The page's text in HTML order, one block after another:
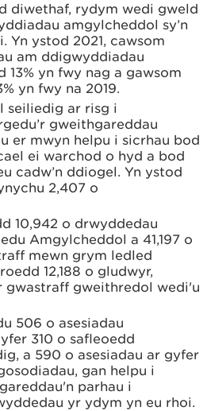
diwethaf, rydym wedi gweld
amgylcheddol sy’n
Yn ystod 2021, cawsom
am ddigwyddiadau
13% yn fwy nag a gawsom
yn fwy na 2019.
seiliedig ar risg i
gweithgareddau
er mwyn helpu i sicrhau bod
ei warchod o hyd a bod
cadw’n ddiogel. Yn ystod
2,407 o
10,942 o drwyddedau
Amgylcheddol a 41,197 o
mewn grym ledled
12,188 o gludwyr,
gwastraff gweithredol wedi'u
506 o asesiadau
310 o safleoedd
a 590 o asesiadau ar gyfer
gan helpu i
parhau i
yr ydym yn eu rhoi.